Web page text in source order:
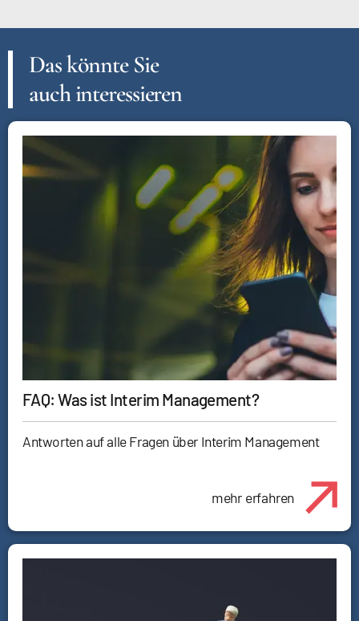
Das könnte Sie
auch interessieren
FAQ: Was ist Interim Management?
Antworten auf alle Fragen über Interim Management
mehr erfahren